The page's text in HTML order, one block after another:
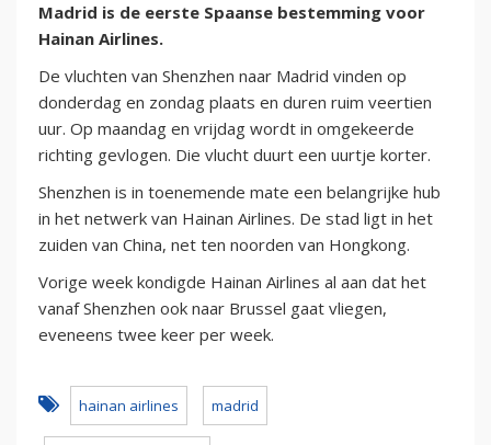
Madrid is de eerste Spaanse bestemming voor
Hainan Airlines.
De vluchten van Shenzhen naar Madrid vinden op
donderdag en zondag plaats en duren ruim veertien
uur. Op maandag en vrijdag wordt in omgekeerde
richting gevlogen. Die vlucht duurt een uurtje korter.
Shenzhen is in toenemende mate een belangrijke hub
in het netwerk van Hainan Airlines. De stad ligt in het
zuiden van China, net ten noorden van Hongkong.
Vorige week kondigde Hainan Airlines al aan dat het
vanaf Shenzhen ook naar Brussel gaat vliegen,
eveneens twee keer per week.
hainan airlines madrid